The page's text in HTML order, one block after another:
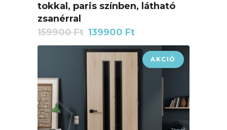
tokkal, paris színben, látható
zsanérral
159900Ft Original
price
139900 Ft
price
is:
139900 Ft.
AKCIÓ